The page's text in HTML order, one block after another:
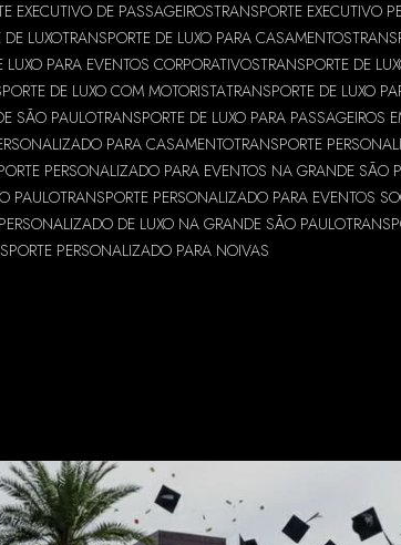
EXECUTIVO DE PASSAGEIROSTRANSPORTE EXECUTIVO
DE LUXOTRANSPORTE DE LUXO PARA CASAMENTOS
LUXO PARA EVENTOS CORPORATIVOSTRANSPORTE DE
DE LUXO COM MOTORISTATRANSPORTE DE LUXO
SÃO PAULOTRANSPORTE DE LUXO PARA PASSAGEIROS
PARA CASAMENTOTRANSPORTE
PERSONALIZADO PARA EVENTOS NA GRANDE SÃO
PAULOTRANSPORTE PERSONALIZADO PARA EVENTOS
DE LUXO NA GRANDE SÃO PAULO
PERSONALIZADO PARA NOIVAS